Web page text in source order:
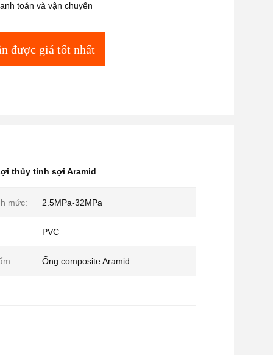
toán và vận chuyển
được giá tốt nhất
thủy tinh sợi Aramid
mức: 2.5MPa-32MPa
PVC
Ống composite Aramid